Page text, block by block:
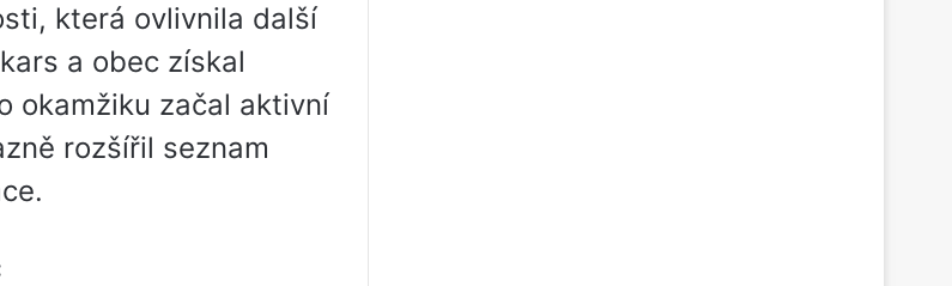
která ovlivnila další
a obec získal
okamžiku začal aktivní
rozšířil seznam